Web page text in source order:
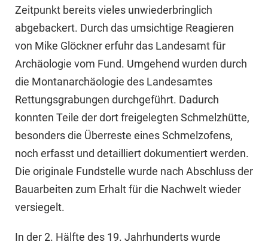
Zeitpunkt bereits vieles unwiederbringlich
abgebackert. Durch das umsichtige Reagieren
von Mike Glöckner erfuhr das Landesamt für
Archäologie vom Fund. Umgehend wurden durch
die Montanarchäologie des Landesamtes
Rettungsgrabungen durchgeführt. Dadurch
konnten Teile der dort freigelegten Schmelzhütte,
besonders die Überreste eines Schmelzofens,
noch erfasst und detailliert dokumentiert werden.
Die originale Fundstelle wurde nach Abschluss der
Bauarbeiten zum Erhalt für die Nachwelt wieder
versiegelt.
In der 2. Hälfte des 19. Jahrhunderts wurde